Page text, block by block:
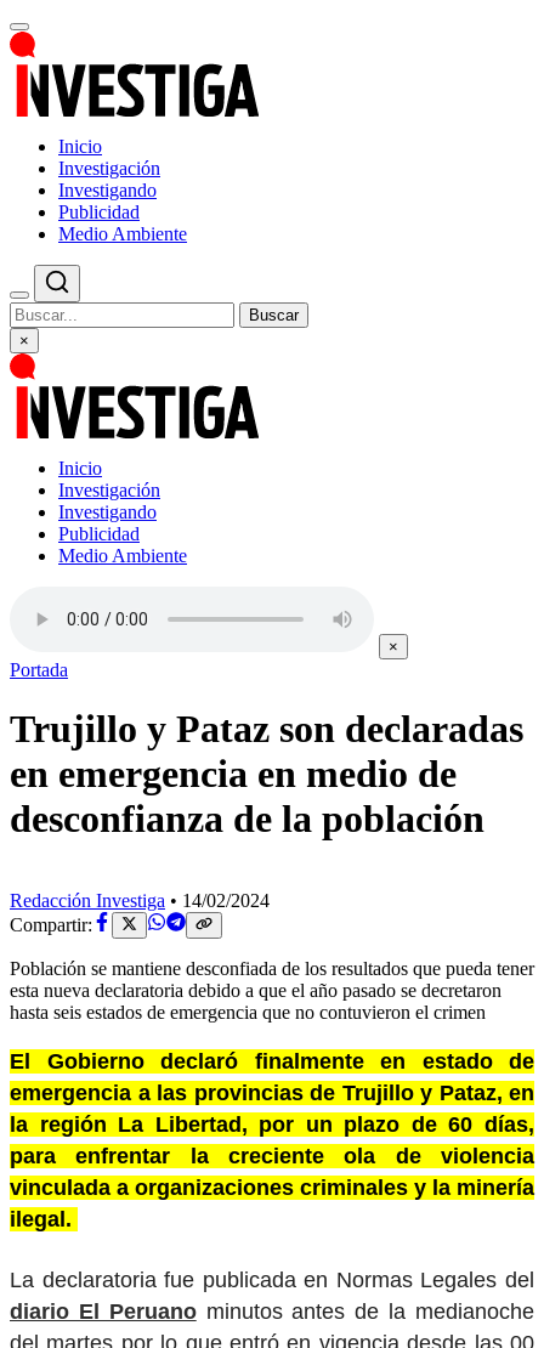
Inicio
Investigación
Investigando
Publicidad
Medio Ambiente
Buscar
×
Inicio
Investigación
Investigando
Publicidad
Medio Ambiente
×
Portada
Trujillo y Pataz son declaradas
en emergencia en medio de
desconfianza de la población
Redacción Investiga • 14/02/2024
Compartir:
Población se mantiene desconfiada de los resultados que pueda tener
esta nueva declaratoria debido a que el año pasado se decretaron
hasta seis estados de emergencia que no contuvieron el crimen
El Gobierno declaró finalmente en estado de
emergencia a las provincias de Trujillo y Pataz, en
la región La Libertad, por un plazo de 60 días,
para enfrentar la creciente ola de violencia
vinculada a organizaciones criminales y la minería
ilegal.
La declaratoria fue publicada en Normas Legales del
diario El Peruano minutos antes de la medianoche